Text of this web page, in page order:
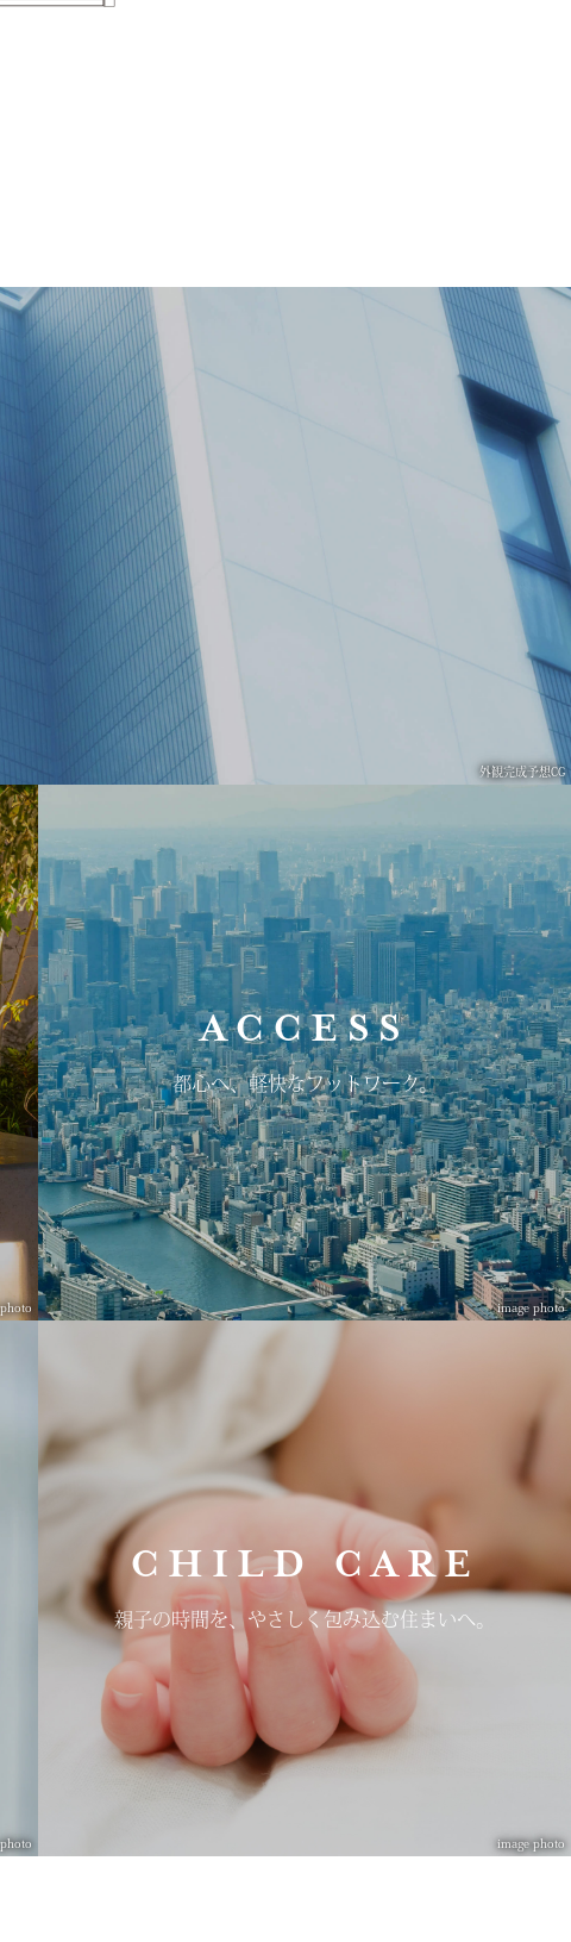
外観完成予想CG
ACCESS
都心へ、軽快なフットワーク。
image photo
CHILD CARE
親子の時間を、 やさしく包み込む住まいへ。
image photo